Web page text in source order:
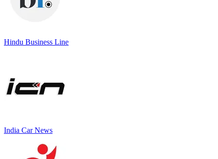
Hindu Business Line
India Car News